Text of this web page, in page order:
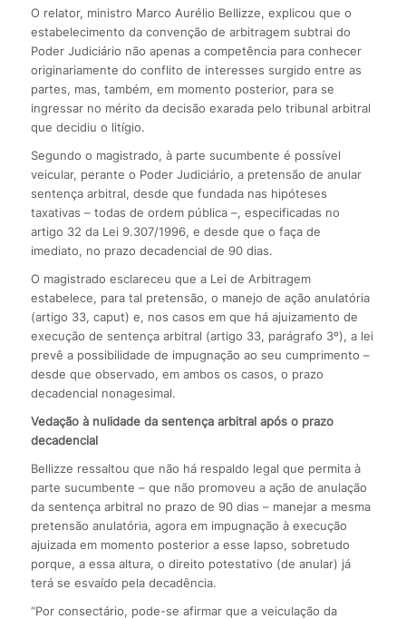
O relator, ministro Marco Aurélio Bellizze, explicou que o
estabelecimento da convenção de arbitragem subtrai do
Poder Judiciário não apenas a competência para conhecer
originariamente do conflito de interesses surgido entre as
partes, mas, também, em momento posterior, para se
ingressar no mérito da decisão exarada pelo tribunal arbitral
que decidiu o litígio.
Segundo o magistrado, à parte sucumbente é possível
veicular, perante o Poder Judiciário, a pretensão de anular
sentença arbitral, desde que fundada nas hipóteses
taxativas – todas de ordem pública –, especificadas no
artigo 32 da Lei 9.307/1996, e desde que o faça de
imediato, no prazo decadencial de 90 dias.
O magistrado esclareceu que a Lei de Arbitragem
estabelece, para tal pretensão, o manejo de ação anulatória
(artigo 33, caput) e, nos casos em que há ajuizamento de
execução de sentença arbitral (artigo 33, parágrafo 3º), a lei
prevê a possibilidade de impugnação ao seu cumprimento –
desde que observado, em ambos os casos, o prazo
decadencial nonagesimal.
Vedação à nulidade da sentença arbitral após o prazo
decadencial
Bellizze ressaltou que não há respaldo legal que permita à
parte sucumbente – que não promoveu a ação de anulação
da sentença arbitral no prazo de 90 dias – manejar a mesma
pretensão anulatória, agora em impugnação à execução
ajuizada em momento posterior a esse lapso, sobretudo
porque, a essa altura, o direito potestativo (de anular) já
terá se esvaído pela decadência.
“Por consectário, pode-se afirmar que a veiculação da